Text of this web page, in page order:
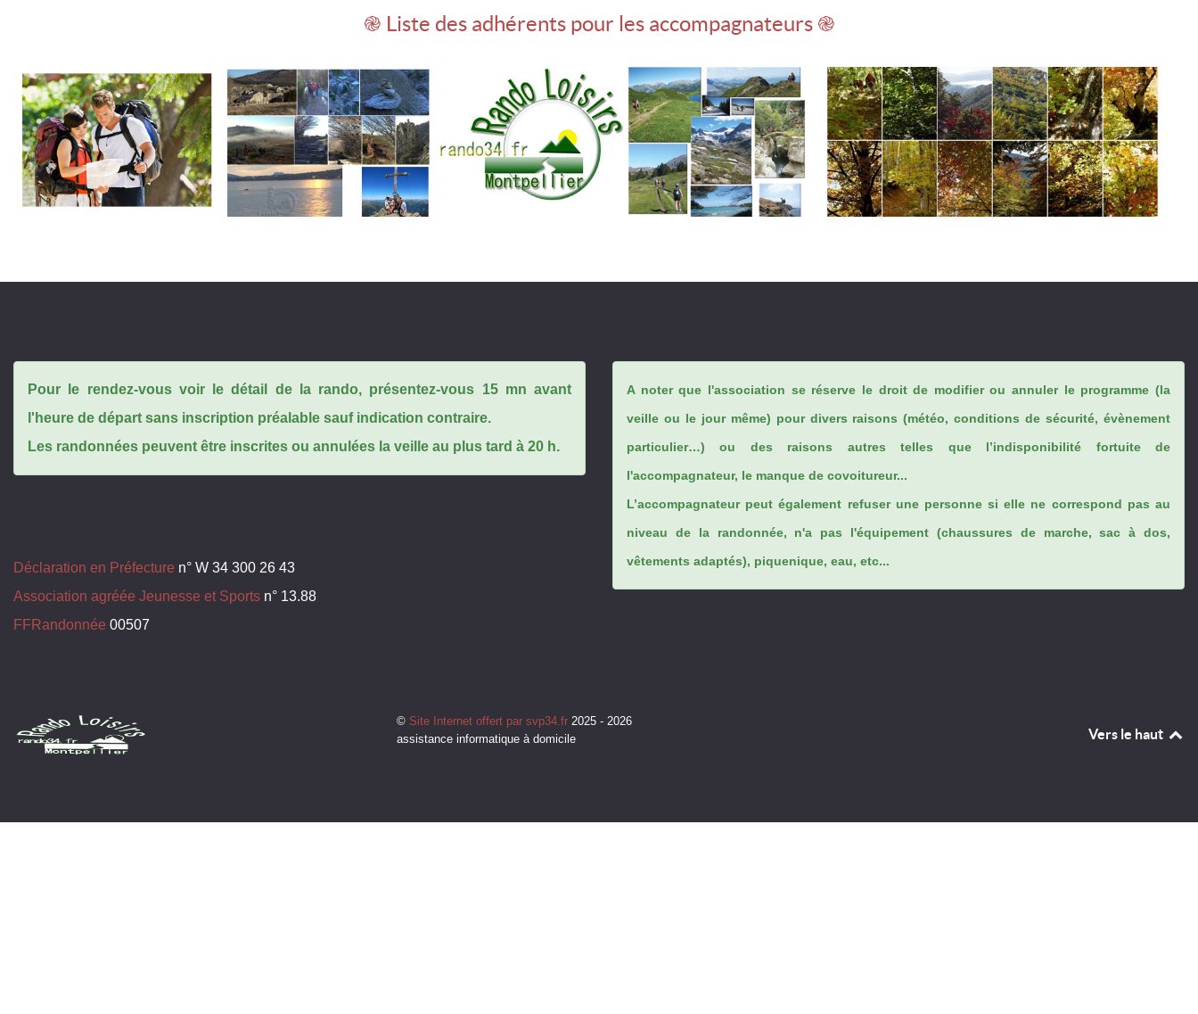
֎ Liste des adhérents pour les accompagnateurs ֎
Pour le rendez-vous voir le détail de la rando, présentez-vous 15 mn avant
l'heure de départ sans inscription préalable sauf indication contraire.
Les randonnées peuvent être inscrites ou annulées la veille au plus tard à 20 h.
Déclaration en Préfecture n° W 34 300 26 43
Association agréée Jeunesse et Sports n° 13.88
FFRandonnée 00507
A noter que l'association se réserve le droit de modifier ou annuler le programme (la
veille ou le jour même) pour divers raisons (météo, conditions de sécurité, évènement
particulier…) ou des raisons autres telles que l’indisponibilité fortuite de
l'accompagnateur, le manque de covoitureur...
L’accompagnateur peut également refuser une personne si elle ne correspond pas au
niveau de la randonnée, n'a pas l'équipement (chaussures de marche, sac à dos,
vêtements adaptés), piquenique, eau, etc...
© Site Internet offert par svp34.fr2025 - 2026
assistance informatique à domicile
Vers le haut